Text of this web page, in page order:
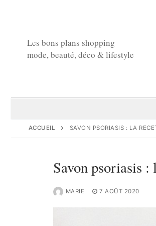
Les bons plans shopping
mode, beauté, déco & lifestyle
ACCUEIL SAVON PSORIASIS : LA
Savon psoriasis
MARIE 7 AOÛT 2020